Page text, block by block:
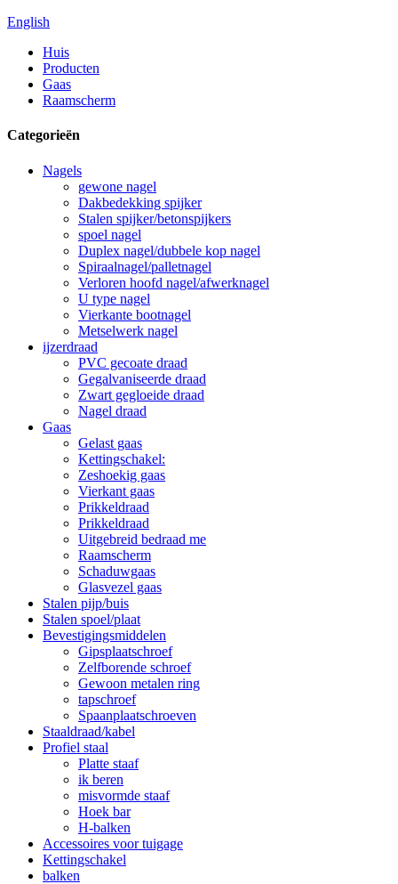
English
Huis
Producten
Gaas
Raamscherm
Categorieën
Nagels
gewone nagel
Dakbedekking spijker
Stalen spijker/betonspijkers
spoel nagel
Duplex nagel/dubbele kop nagel
Spiraalnagel/palletnagel
Verloren hoofd nagel/afwerknagel
U type nagel
Vierkante bootnagel
Metselwerk nagel
ijzerdraad
PVC gecoate draad
Gegalvaniseerde draad
Zwart gegloeide draad
Nagel draad
Gaas
Gelast gaas
Kettingschakel:
Zeshoekig gaas
Vierkant gaas
Prikkeldraad
Prikkeldraad
Uitgebreid bedraad me
Raamscherm
Schaduwgaas
Glasvezel gaas
Stalen pijp/buis
Stalen spoel/plaat
Bevestigingsmiddelen
Gipsplaatschroef
Zelfborende schroef
Gewoon metalen ring
tapschroef
Spaanplaatschroeven
Staaldraad/kabel
Profiel staal
Platte staaf
ik beren
misvormde staaf
Hoek bar
H-balken
Accessoires voor tuigage
Kettingschakel
balken